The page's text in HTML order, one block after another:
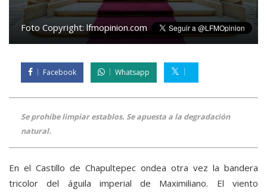
Foto Copyright: lfmopinion.com
Facebook Whatsapp
Se prohíbe limpiar establos. Se apuesta a la degradación
natural.
En el Castillo de Chapultepec ondea otra vez la bandera
tricolor del águila imperial de Maximiliano. El viento